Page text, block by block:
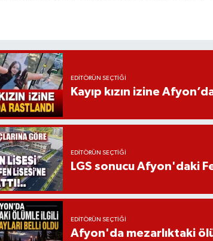
EDITÖRÜN SEÇTIĞI
Kayıp kızın izine
EDITÖRÜN SEÇTIĞI
LGS sonucu Afyon'daki
EDITÖRÜN SEÇTIĞI
Afyon'da mezarlıktaki